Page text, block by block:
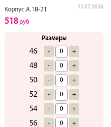
Корпус.А.1В-21
11.07.2026
518руб
Размеры
46 - +
48 - +
50 - +
52 - +
54 - +
56 - +